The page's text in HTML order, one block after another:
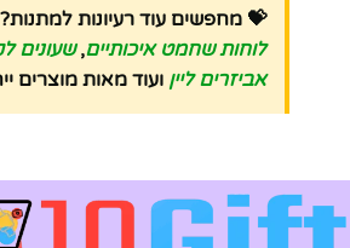
💝 מחפשים עוד רעיונות למתנות?
לוחות שחמט איכותיים,שעונים
אביזרים ליין ועוד מאות מוצרים